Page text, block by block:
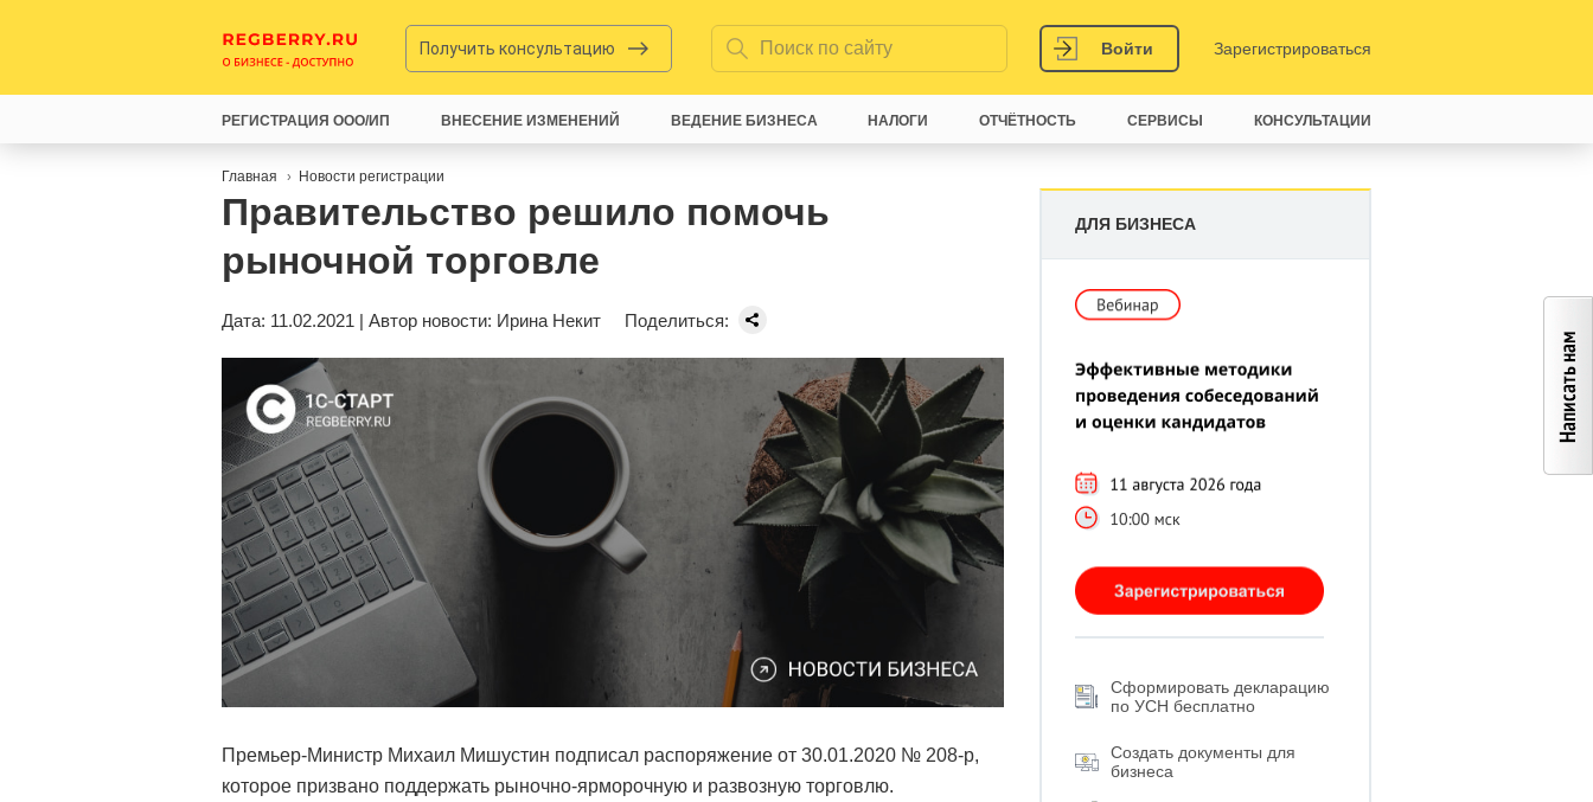
Получить консультацию Войти Зарегистрироваться
Главная Новости регистрации
Правительство решило помочь
рыночной торговле
Дата: 11.02.2021 | Автор новости: Ирина Некит Поделиться:
Премьер-Министр Михаил Мишустин подписал распоряжение от 30.01.2020 № 208-р,
которое призвано поддержать рыночно-ярморочную и развозную торговлю.
ДЛЯ БИЗНЕСА
Сформировать декларацию
по УСН бесплатно
Создать документы для
бизнеса
РЕГИСТРАЦИЯ ООО/ИП ВНЕСЕНИЕ ИЗМЕНЕНИЙ ВЕДЕНИЕ БИЗНЕСА НАЛОГИ ОТЧЁТНОСТЬ СЕРВИСЫ КОНСУЛЬТАЦИИ